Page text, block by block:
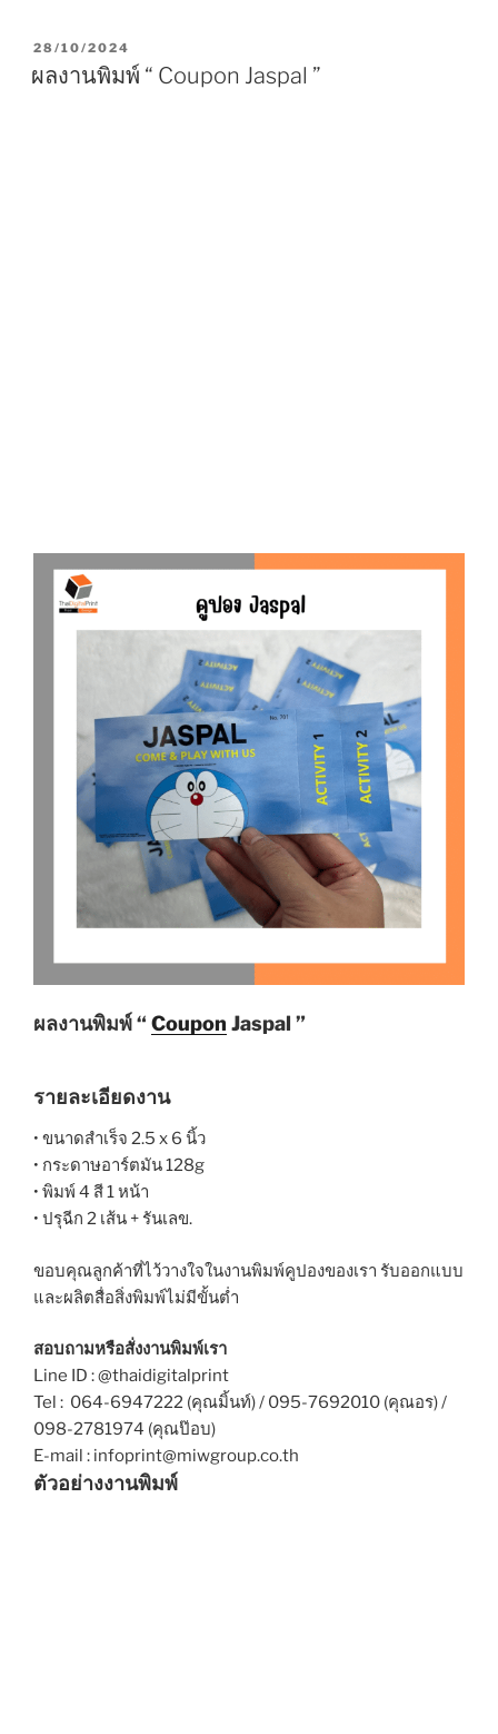
P
S
28/10/2024
ผลงานพิมพ์ “ Coupon Jaspal ”
ผลงานพิมพ์ “ Coupon Jaspal ”
รายละเอียดงาน
• ขนาดสำเร็จ 2.5 x 6 นิ้ว
• กระดาษอาร์ตมัน 128g
• พิมพ์ 4 สี 1 หน้า
• ปรุฉีก 2 เส้น + รันเลข.
ขอบคุณลูกค้าที่ไว้วางใจในงานพิมพ์คูปองของเรา รับออกแบบ
และผลิตสื่อสิ่งพิมพ์ไม่มีขั้นต่ำ
สอบถามหรือสั่งงานพิมพ์เรา
Line ID : @thaidigitalprint
Tel : 064-6947222 (คุณมิ้นท์) / 095-7692010 (คุณอร) /
098-2781974 (คุณป๊อบ)
E-mail : infoprint@miwgroup.co.th
ตัวอย่างงานพิมพ์